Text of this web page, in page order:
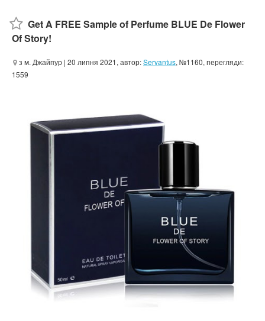
Get A FREE Sample of Perfume BLUE De Flower
Of Story!
з м. Джайпур | 20 липня 2021, автор:Servantus, №1160, перегляди:
1559